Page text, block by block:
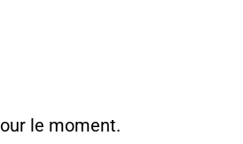
le moment.